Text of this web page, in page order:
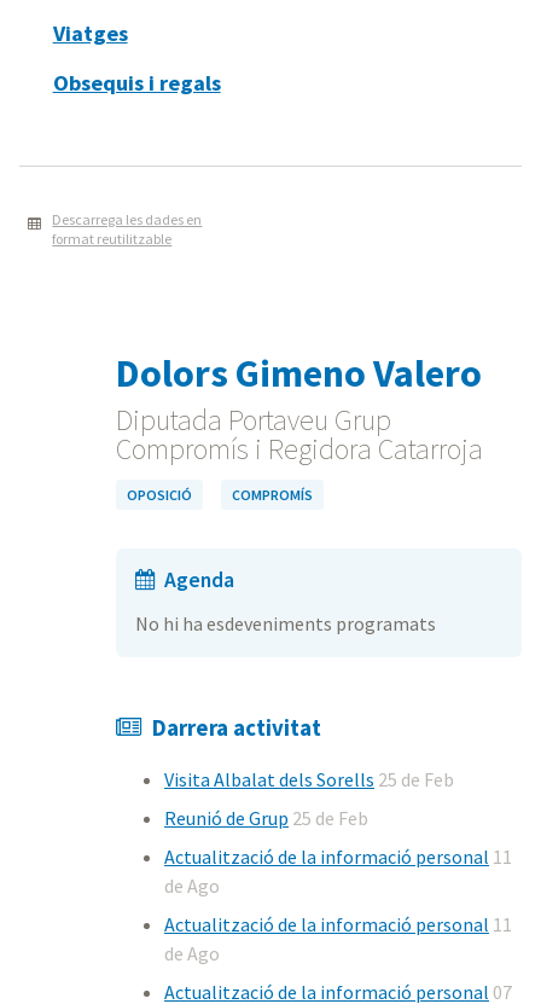
Viatges
Obsequis i regals
Descarrega les dades en
format reutilitzable
Dolors Gimeno Valero
Diputada Portaveu Grup
Compromís i Regidora Catarroja
OPOSICIÓ COMPROMÍS
Agenda
No hi ha esdeveniments programats
Darrera activitat
Visita Albalat dels Sorells 25 de Feb
Reunió de Grup 25 de Feb
Actualització de la informació personal 11
de Ago
Actualització de la informació personal 11
de Ago
Actualització de la informació personal 07